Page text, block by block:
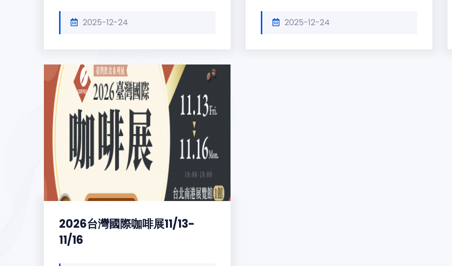
2025-12-24 2025-12-24
2026台灣國際咖啡展11/13-
11/16